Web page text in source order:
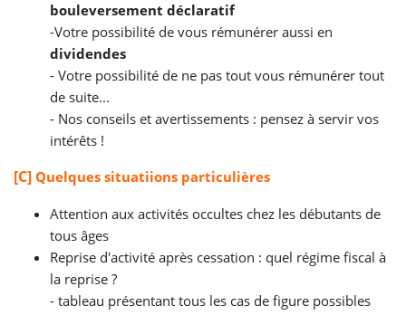
bouleversement déclaratif
-Votre possibilité de vous rémunérer aussi en
dividendes
- Votre possibilité de ne pas tout vous rémunérer tout
de suite...
- Nos conseils et avertissements : pensez à servir vos
intérêts !
[C] Quelques situatiions particulières
Attention aux activités occultes chez les débutants de
tous âges
Reprise d'activité après cessation : quel régime fiscal à
la reprise ?
- tableau présentant tous les cas de figure possibles